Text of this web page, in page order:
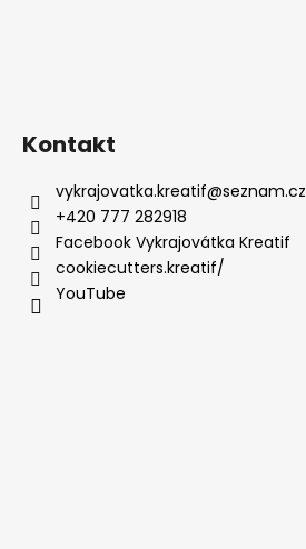
Kontakt
vykrajovatka.kreatif@seznam.cz
+420 777 282918
Facebook Vykrajovátka Kreatif
cookiecutters.kreatif/
YouTube